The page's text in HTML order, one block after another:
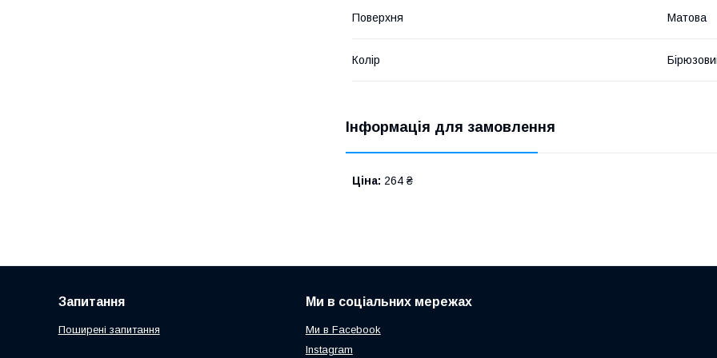
Поверхня Матова
Колір
Інформація для замовлення
Ціна: 264 ₴
Запитання
Поширені запитання
Ми в соціальних мережах
Ми в Facebook
Instagram